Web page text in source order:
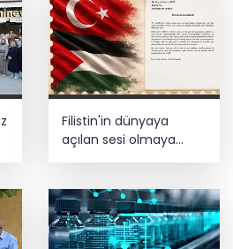
Filistin'in dünyaya
açılan sesi olmaya
devam edeceğiz